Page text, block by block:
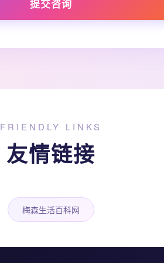
提交咨询
FRIENDLY LINKS
友情链接
梅森生活百科网